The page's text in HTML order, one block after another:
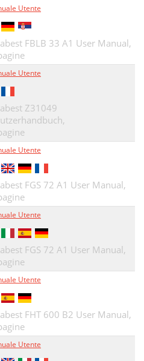
Utente
FBLB 33 A1 User Manual,
Utente
Z31049
Utente
FGS 72 A1 User Manual,
Utente
FGS 72 A1 User Manual,
Utente
FHT 600 B2 User Manual,
Utente